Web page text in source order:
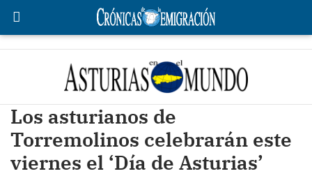
Los asturianos de
Torremolinos celebrarán este
viernes el ‘Día de Asturias’